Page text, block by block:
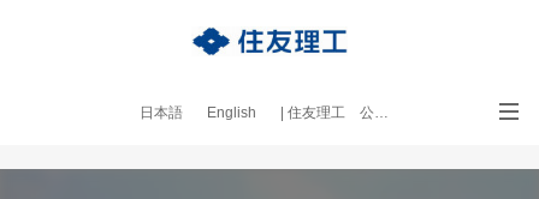
日本語 English | 住友理工 公式サイト